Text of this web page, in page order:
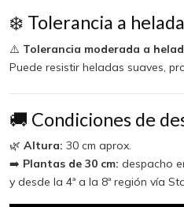
❄️ Tolerancia a
⚠️ Tolerancia moderada a
Puede resistir heladas suaves,
🚚 Condiciones de
🌿 Altura: 30 cm aprox.
➡️ Plantas de 30 cm: despacho
y desde la 4ª a la 8ª región vía